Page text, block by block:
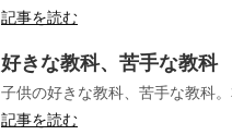
記事を読む
好きな教科、苦手な教科
子供の好きな教科、苦手な教科
記事を読む